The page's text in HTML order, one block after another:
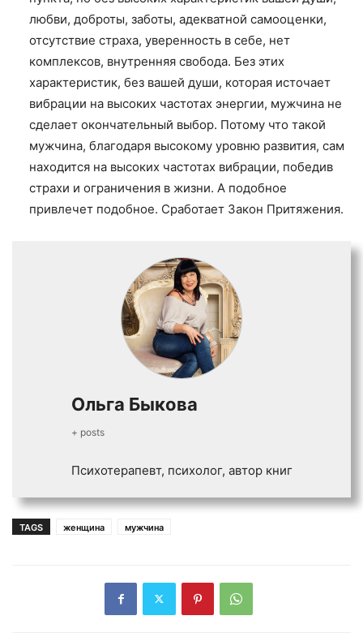
любви, доброты, заботы, адекватной самооценки,
отсутствие страха, уверенность в себе, нет
комплексов, внутренняя свобода. Без этих
характеристик, без вашей души, которая источает
вибрации на высоких частотах энергии, мужчина не
сделает окончательный выбор. Потому что такой
мужчина, благодаря высокому уровню развития, сам
находится на высоких частотах вибрации, победив
страхи и ограничения в жизни. А подобное
привлечет подобное. Сработает Закон Притяжения.
Ольга Быкова
+ posts
Психотерапевт, психолог, автор книг
TAGS женщина мужчина